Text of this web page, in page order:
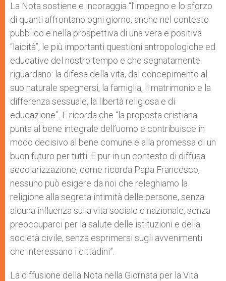
La Nota sostiene e incoraggia “l’impegno e lo sforzo
di quanti affrontano ogni giorno, anche nel contesto
pubblico e nella prospettiva di una vera e positiva
“laicità”, le più importanti questioni antropologiche ed
educative del nostro tempo e che segnatamente
riguardano: la difesa della vita, dal concepimento al
suo naturale spegnersi, la famiglia, il matrimonio e la
differenza sessuale, la libertà religiosa e di
educazione”. E ricorda che “la proposta cristiana
punta al bene integrale dell’uomo e contribuisce in
modo decisivo al bene comune e alla promessa di un
buon futuro per tutti. E pur in un contesto di diffusa
secolarizzazione, come ricorda Papa Francesco,
nessuno può esigere da noi che releghiamo la
religione alla segreta intimità delle persone, senza
alcuna influenza sulla vita sociale e nazionale, senza
preoccuparci per la salute delle istituzioni e della
società civile, senza esprimersi sugli avvenimenti
che interessano i cittadini”.
La diffusione della Nota nella Giornata per la Vita